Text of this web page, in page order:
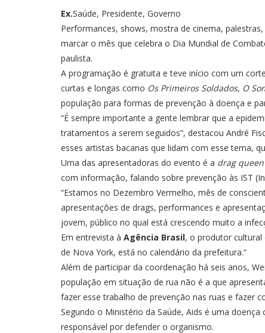
Ex.Saúde, Presidente, Governo
Performances, shows, mostra de cinema,
marcar o mês que celebra o Dia Mundial de
paulista.
A programação é gratuita e teve início com um
curtas e longas como Os Primeiros Soldados, O
população para formas de prevenção à doença e
“É sempre importante a gente lembrar que a
tratamentos a serem seguidos”, destacou André
esses artistas bacanas que lidam com esse tema,
Uma das apresentadoras do evento é a drag queen
com informação, falando sobre prevenção às IST
“Estamos no Dezembro Vermelho, mês de
apresentações de drags, performances e
jovem, público no qual está crescendo muito a
Em entrevista à Agência Brasil, o produtor cultural
de Nova York, está no calendário da prefeitura.”
Além de participar da coordenação há seis anos,
população em situação de rua não é a que
fazer esse trabalho de prevenção nas ruas e fazer
Segundo o Ministério da Saúde, Aids é uma
responsável por defender o organismo.